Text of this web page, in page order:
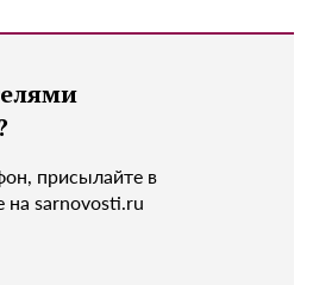
присылайте в
на sarnovosti.ru